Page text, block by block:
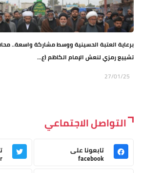
برعاية العتبة الحسينية ووسط مشاركة واسعة..
تشييع رمزي لنعش الإمام الكاظم (ع...
27/01/25
التواصل الاجتماعي
تابعونا على
facebook